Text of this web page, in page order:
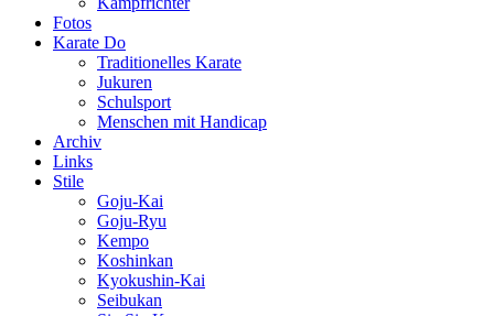
Fotos
Karate Do
Traditionelles Karate
Jukuren
Schulsport
Menschen mit Handicap
Archiv
Links
Stile
Goju-Kai
Goju-Ryu
Kempo
Koshinkan
Kyokushin-Kai
Seibukan